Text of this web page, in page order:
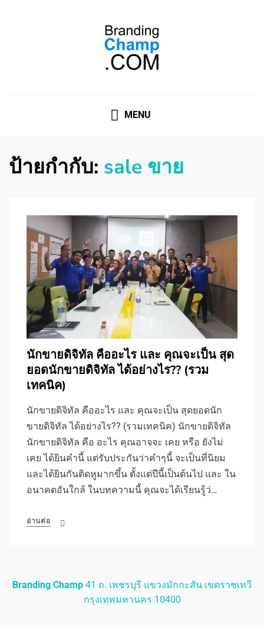
MENU
ป้ายกำกับ: sale ขาย
นักขายดิจิทัล คืออะไร และ คุณจะเป็น สุด
ยอดนักขายดิจิทัล ได้อย่างไร?? (รวม
เทคนิค)
นักขายดิจิทัล คืออะไร และ คุณจะเป็น สุดยอดนัก
ขายดิจิทัล ได้อย่างไร?? (รวมเทคนิค) นักขายดิจิทัล
นักขายดิจิทัล คือ อะไร คุณอาจจะ เคย หรือ ยังไม่
เคย ได้ยินคำนี้ แต่รับประกันว่าคำๆนี้ จะเป็นที่นิยม
และได้ยินกันติดหูมากขึ้น ตั้งแต่ปีนี้เป็นต้นไป และ ใน
อนาคตอันใกล้ ในบทความนี้ คุณจะได้เรียนรู้ว่…
อ่านต่อ
Branding Champ 41 ถ. เพชรบุรี แขวงมักกะสัน เขตราชเทวี
กรุงเทพมหานคร 10400